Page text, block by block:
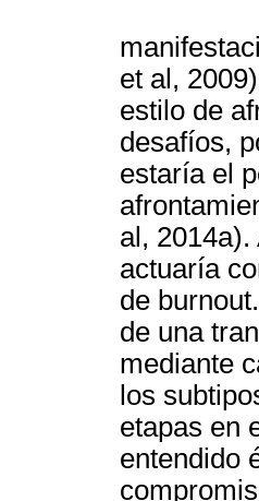
et al,
estilo de
desafíos,
estaría el
al,
actuaría
de
de una
mediante
los
etapas en
entendido